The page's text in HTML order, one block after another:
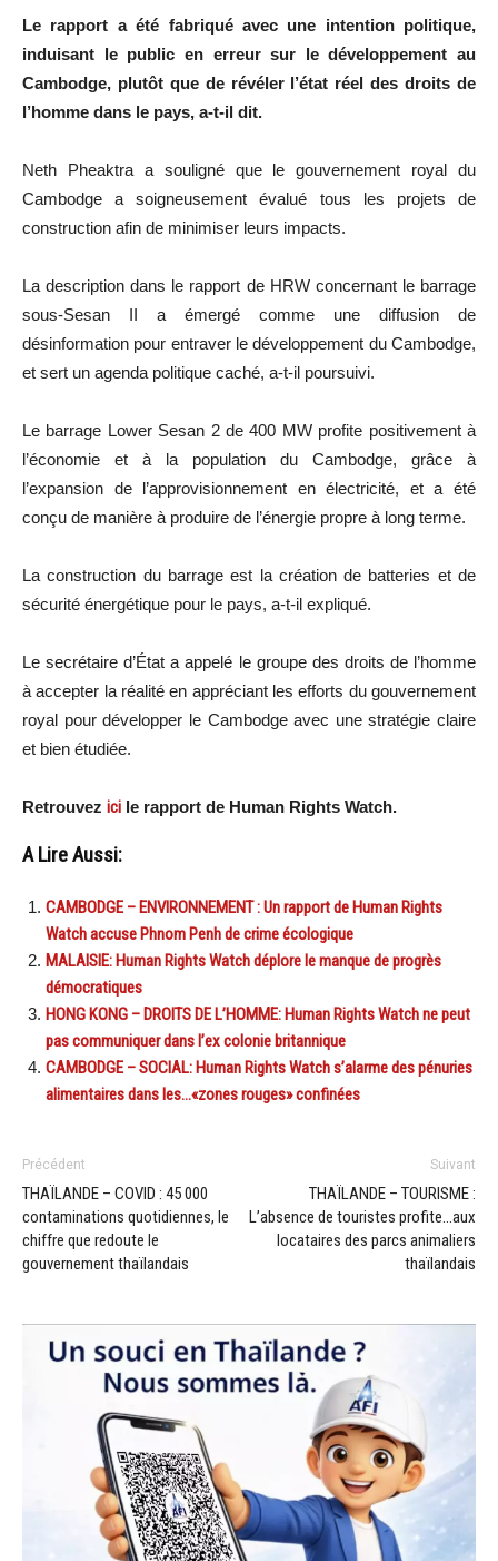
Le rapport a été fabriqué avec une intention politique,
induisant le public en erreur sur le développement au
Cambodge, plutôt que de révéler l’état réel des droits de
l’homme dans le pays, a-t-il dit.
Neth Pheaktra a souligné que le gouvernement royal du
Cambodge a soigneusement évalué tous les projets de
construction afin de minimiser leurs impacts.
La description dans le rapport de HRW concernant le barrage
sous-Sesan II a émergé comme une diffusion de
désinformation pour entraver le développement du Cambodge,
et sert un agenda politique caché, a-t-il poursuivi.
Le barrage Lower Sesan 2 de 400 MW profite positivement à
l’économie et à la population du Cambodge, grâce à
l’expansion de l’approvisionnement en électricité, et a été
conçu de manière à produire de l’énergie propre à long terme.
La construction du barrage est la création de batteries et de
sécurité énergétique pour le pays, a-t-il expliqué.
Le secrétaire d’État a appelé le groupe des droits de l’homme
à accepter la réalité en appréciant les efforts du gouvernement
royal pour développer le Cambodge avec une stratégie claire
et bien étudiée.
Retrouvez ici le rapport de Human Rights Watch.
A Lire Aussi:
CAMBODGE – ENVIRONNEMENT : Un rapport de Human Rights
Watch accuse Phnom Penh de crime écologique
MALAISIE: Human Rights Watch déplore le manque de progrès
démocratiques
HONG KONG – DROITS DE L’HOMME: Human Rights Watch ne peut
pas communiquer dans l’ex colonie britannique
CAMBODGE – SOCIAL: Human Rights Watch s’alarme des pénuries
alimentaires dans les…«zones rouges» confinées
Précédent
THAÏLANDE – COVID : 45 000
contaminations quotidiennes, le
chiffre que redoute le
gouvernement thaïlandais
Suivant
THAÏLANDE – TOURISME :
L’absence de touristes profite…aux
locataires des parcs animaliers
thaïlandais